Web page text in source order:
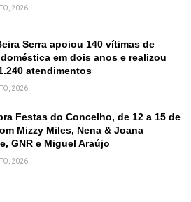
2026
Serra apoiou 140 vítimas de
em dois anos e realizou
atendimentos
2026
Festas do Concelho, de 12 a 15 de
Mizzy Miles, Nena & Joana
GNR e Miguel Araújo
2026